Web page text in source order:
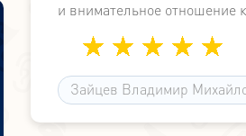
и внимательное отношение к
отличный коллектив
медработников. Так держать,
доктор Зайцев!
Зайцев Владимир